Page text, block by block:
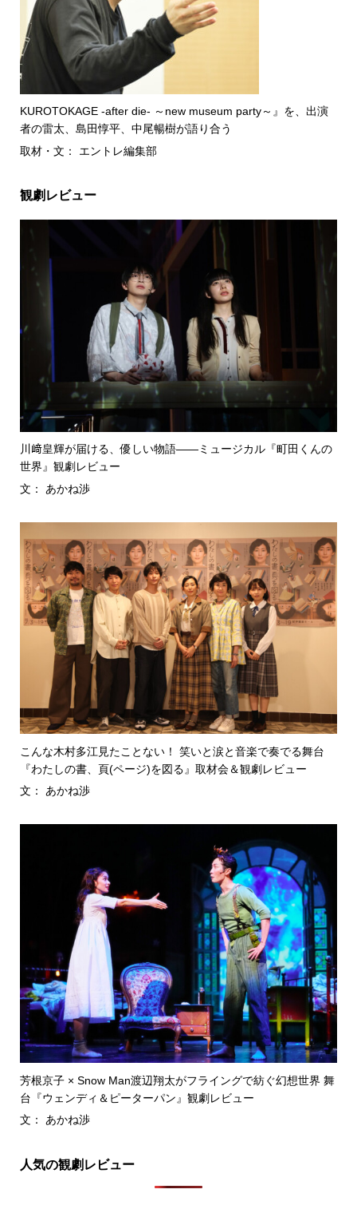
KUROTOKAGE -after die- ～new museum party～』を、出演
者の雷太、島田惇平、中尾暢樹が語り合う
取材・文： エントレ編集部
観劇レビュー
川﨑皇輝が届ける、優しい物語――ミュージカル『町田くんの
世界』観劇レビュー
文： あかね渉
こんな木村多江見たことない！ 笑いと涙と音楽で奏でる舞台
『わたしの書、頁(ページ)を図る』取材会＆観劇レビュー
文： あかね渉
芳根京子 × Snow Man渡辺翔太がフライングで紡ぐ幻想世界 舞
台『ウェンディ＆ピーターパン』観劇レビュー
文： あかね渉
人気の観劇レビュー